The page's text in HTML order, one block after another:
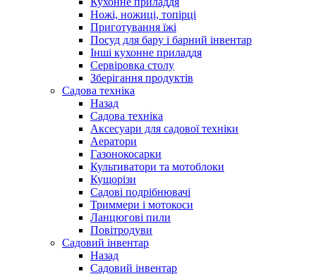
Ножі, ножиці, топірці
Приготування їжі
Посуд для бару і барний інвентар
Інші кухонне приладдя
Сервіровка столу
Зберігання продуктів
Садова техніка
Назад
Садова техніка
Аксесуари для садової техніки
Аератори
Газонокосарки
Культиватори та мотоблоки
Кущорізи
Садові подрібнювачі
Триммери і мотокоси
Ланцюгові пили
Повітродуви
Садовий інвентар
Назад
Садовий інвентар